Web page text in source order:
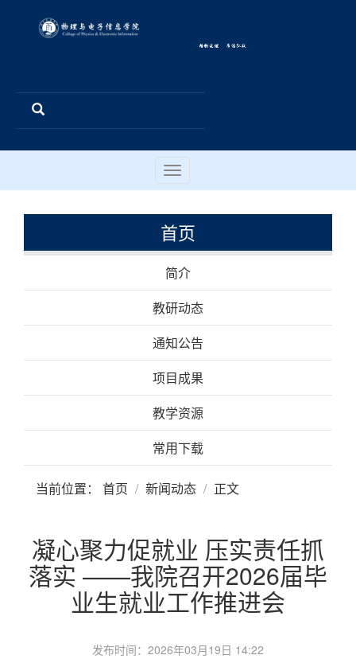
Toggle
navigation
首页
简介
教研动态
通知公告
项目成果
教学资源
常用下载
当前位置： 首页 新闻动态 正文
凝心聚力促就业 压实责任抓
落实 ——我院召开2026届毕
业生就业工作推进会
发布时间：2026年03月19日 14:22